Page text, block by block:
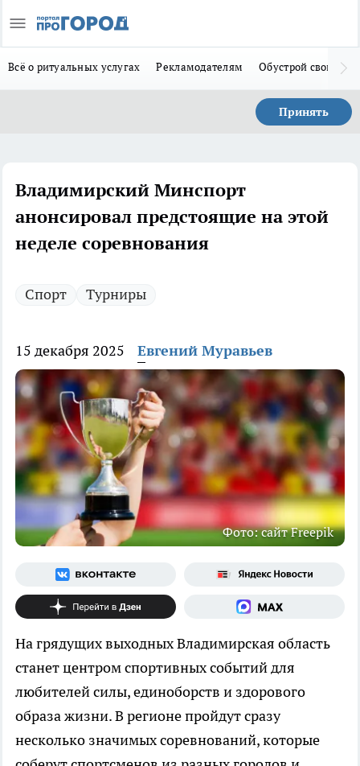
Всё о ритуальных услугах Рекламодателям Обустрой свой дом
Принять
Владимирский Минспорт
анонсировал предстоящие на этой
неделе соревнования
Спорт Турниры
15 декабря 2025 Евгений Муравьев
Фото: сайт Freepik
На грядущих выходных Владимирская область
станет центром спортивных событий для
любителей силы, единоборств и здорового
образа жизни. В регионе пройдут сразу
несколько значимых соревнований, которые